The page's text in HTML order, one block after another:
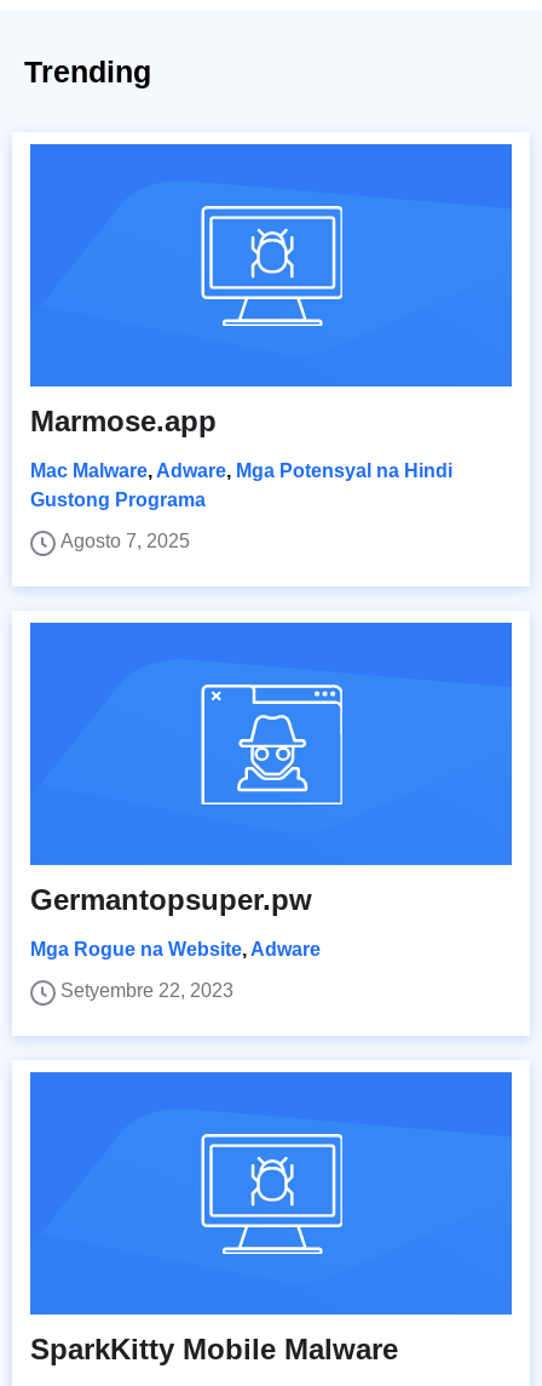
Trending
Marmose.app
Mac Malware, Adware, Mga Potensyal na Hindi
Gustong Programa
Agosto 7, 2025
Germantopsuper.pw
Mga Rogue na Website, Adware
Setyembre 22, 2023
SparkKitty Mobile Malware